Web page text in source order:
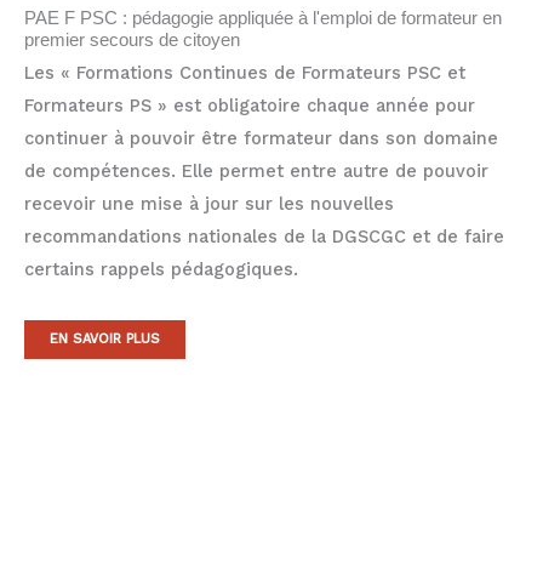
PAE F PSC : pédagogie appliquée à l'emploi de formateur en
premier secours de citoyen
Les « Formations Continues de Formateurs PSC et
Formateurs PS » est obligatoire chaque année pour
continuer à pouvoir être formateur dans son domaine
de compétences. Elle permet entre autre de pouvoir
recevoir une mise à jour sur les nouvelles
recommandations nationales de la DGSCGC et de faire
certains rappels pédagogiques.
EN SAVOIR PLUS